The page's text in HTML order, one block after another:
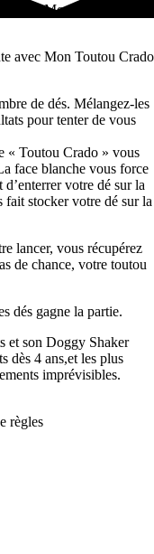
avec Mon Toutou Crado
avec Mon Toutou Crado
de dés. Mélangez-les
pour tenter de vous
« Toutou Crado » vous
face blanche vous force
votre dé sur la
fait stocker votre dé sur la
lancer, vous récupérez
de chance, votre toutou
dés gagne la partie.
et son Doggy Shaker
dès 4 ans,et les plus
imprévisibles.
règles